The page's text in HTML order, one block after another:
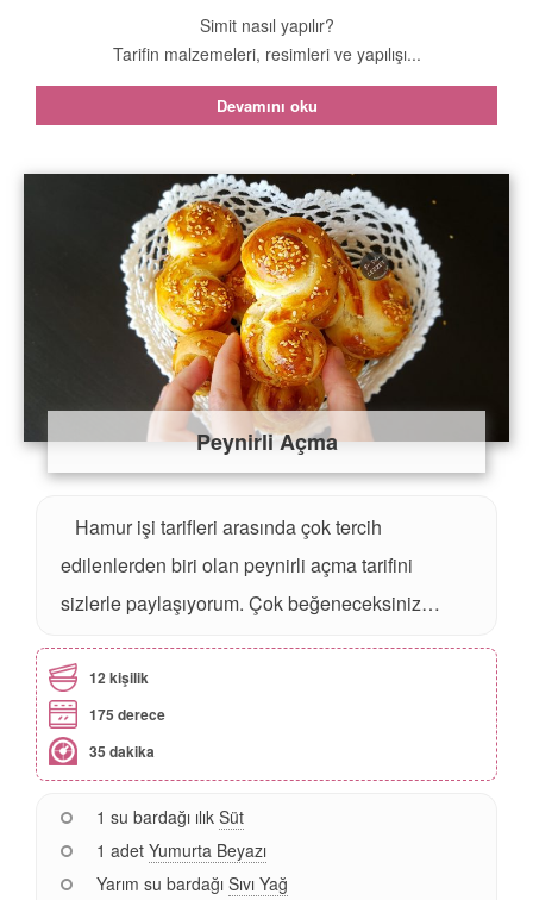
Simit nasıl yapılır?
Tarifin malzemeleri, resimleri ve yapılışı...
Devamını oku
Peynirli Açma
Hamur işi tarifleri arasında çok tercih
edilenlerden biri olan peynirli açma tarifini
sizlerle paylaşıyorum. Çok beğeneceksiniz…
12 kişilik
175 derece
35 dakika
1 su bardağı ılık Süt
1 adet Yumurta Beyazı
Yarım su bardağı Sıvı Yağ